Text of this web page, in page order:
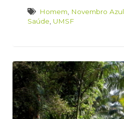
Homem Novembro Azul
Saúde UMSF